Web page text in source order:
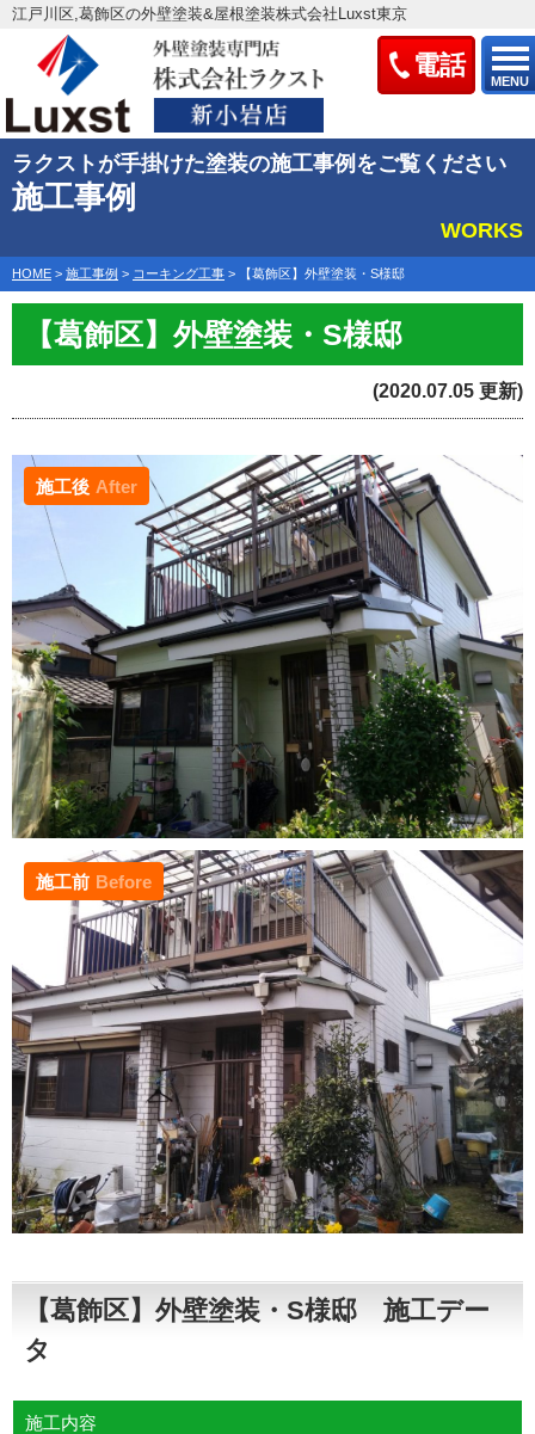
電話
MENU
江戸川区,葛飾区の外壁塗装&屋根塗装株式会社Luxst東京
ラクストが手掛けた塗装の施工事例をご覧ください
施工事例
WORKS
HOME > 施工事例 > コーキング工事 > 【葛飾区】外壁塗装・S様邸
【葛飾区】外壁塗装・S様邸
(2020.07.05 更新)
施工後 After
施工前 Before
【葛飾区】外壁塗装・S様邸 施工デー
タ
施工内容